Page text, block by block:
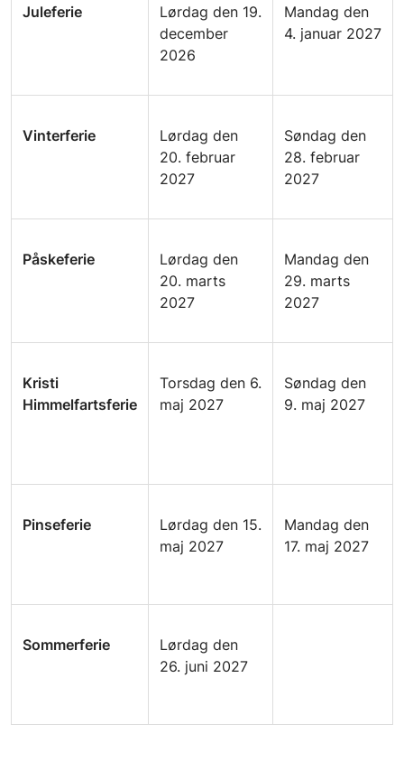
Juleferie
Lørdag den 19.
december
2026
Mandag den
4. januar 2027
Vinterferie
Lørdag den
20. februar
2027
Søndag den
28. februar
2027
Påskeferie
Lørdag den
20. marts
2027
Mandag den
29. marts
2027
Kristi
Himmelfartsferie
Torsdag den 6.
maj 2027
Søndag den
9. maj 2027
Pinseferie
Lørdag den 15.
maj 2027
Mandag den
17. maj 2027
Sommerferie
Lørdag den
26. juni 2027